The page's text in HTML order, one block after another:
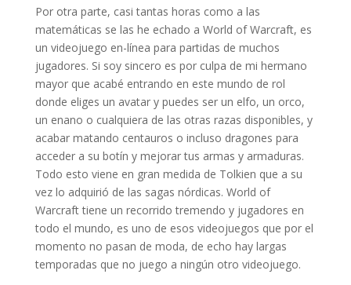
Por otra parte, casi tantas horas como a las
matemáticas se las he echado a World of Warcraft, es
un videojuego en-línea para partidas de muchos
jugadores. Si soy sincero es por culpa de mi hermano
mayor que acabé entrando en este mundo de rol
donde eliges un avatar y puedes ser un elfo, un orco,
un enano o cualquiera de las otras razas disponibles, y
acabar matando centauros o incluso dragones para
acceder a su botín y mejorar tus armas y armaduras.
Todo esto viene en gran medida de Tolkien que a su
vez lo adquirió de las sagas nórdicas. World of
Warcraft tiene un recorrido tremendo y jugadores en
todo el mundo, es uno de esos videojuegos que por el
momento no pasan de moda, de echo hay largas
temporadas que no juego a ningún otro videojuego.